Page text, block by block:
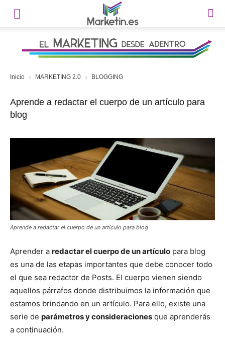
Inicio MARKETING 2.0 BLOGGING
Aprende a redactar el cuerpo de un artículo para
blog
Aprende a redactar el cuerpo de un artículo para blog
Aprender a redactar el cuerpo de un artículo para blog
es una de las etapas importantes que debe conocer todo
el que sea redactor de Posts. El cuerpo vienen siendo
aquellos párrafos donde distribuimos la información que
estamos brindando en un artículo. Para ello, existe una
serie de parámetros y consideraciones que aprenderás
a continuación.